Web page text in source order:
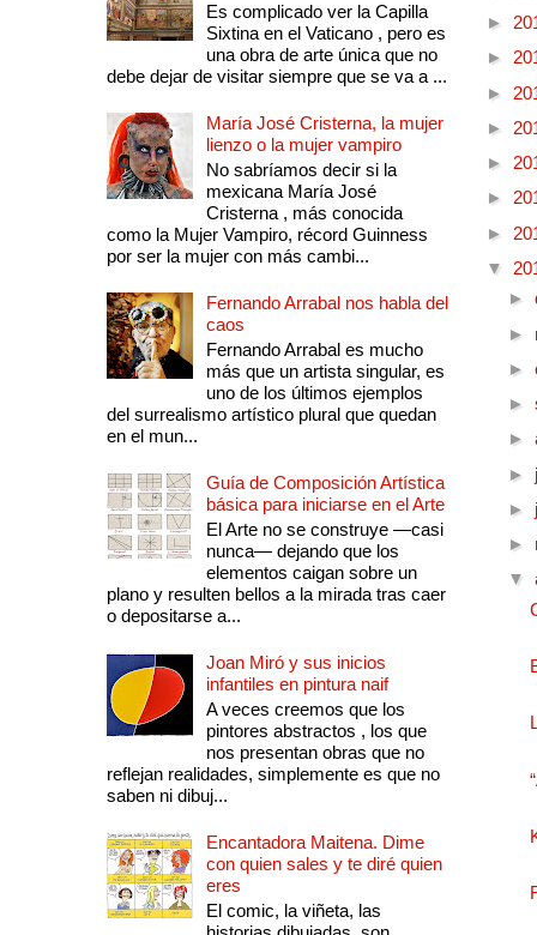
Es complicado ver la Capilla
Sixtina en el Vaticano , pero es
una obra de arte única que no
debe dejar de visitar siempre que se va a ...
María José Cristerna, la mujer
lienzo o la mujer vampiro
No sabríamos decir si la
mexicana María José
Cristerna , más conocida
como la Mujer Vampiro, récord Guinness
por ser la mujer con más cambi...
Fernando Arrabal nos habla del
caos
Fernando Arrabal es mucho
más que un artista singular, es
uno de los últimos ejemplos
del surrealismo artístico plural que quedan
en el mun...
Guía de Composición Artística
básica para iniciarse en el Arte
El Arte no se construye —casi
nunca— dejando que los
elementos caigan sobre un
plano y resulten bellos a la mirada tras caer
o depositarse a...
Joan Miró y sus inicios
infantiles en pintura naif
A veces creemos que los
pintores abstractos , los que
nos presentan obras que no
reflejan realidades, simplemente es que no
saben ni dibuj...
Encantadora Maitena. Dime
con quien sales y te diré quien
eres
El comic, la viñeta, las
►
►
►
►
►
►
►
▼
►
►
►
►
►
►
►
►
▼